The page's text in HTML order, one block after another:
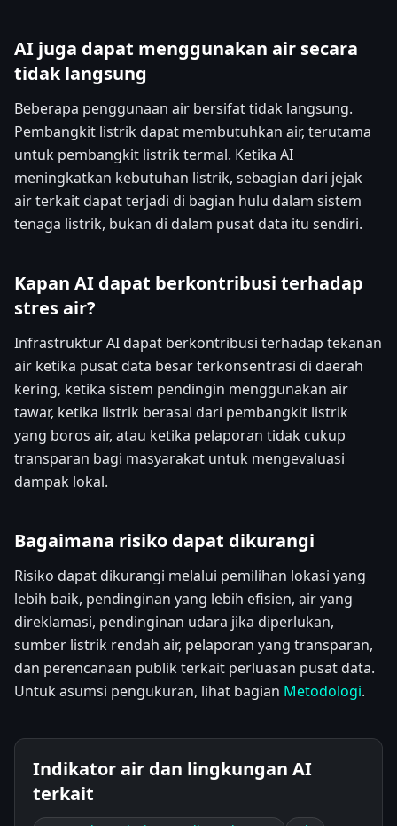
AI juga dapat menggunakan air secara
tidak langsung
Beberapa penggunaan air bersifat tidak langsung.
Pembangkit listrik dapat membutuhkan air, terutama
untuk pembangkit listrik termal. Ketika AI
meningkatkan kebutuhan listrik, sebagian dari jejak
air terkait dapat terjadi di bagian hulu dalam sistem
tenaga listrik, bukan di dalam pusat data itu sendiri.
Kapan AI dapat berkontribusi terhadap
stres air?
Infrastruktur AI dapat berkontribusi terhadap tekanan
air ketika pusat data besar terkonsentrasi di daerah
kering, ketika sistem pendingin menggunakan air
tawar, ketika listrik berasal dari pembangkit listrik
yang boros air, atau ketika pelaporan tidak cukup
transparan bagi masyarakat untuk mengevaluasi
dampak lokal.
Bagaimana risiko dapat dikurangi
Risiko dapat dikurangi melalui pemilihan lokasi yang
lebih baik, pendinginan yang lebih efisien, air yang
direklamasi, pendinginan udara jika diperlukan,
sumber listrik rendah air, pelaporan yang transparan,
dan perencanaan publik terkait perluasan pusat data.
Untuk asumsi pengukuran, lihat bagian Metodologi.
Indikator air dan lingkungan AI
terkait